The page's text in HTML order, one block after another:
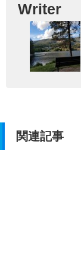
Writer
関連記事